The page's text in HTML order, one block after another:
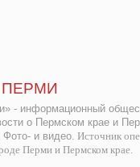
- информационный
о Пермском крае и
Фото- и видео. Источник
Перми и Пермском крае.